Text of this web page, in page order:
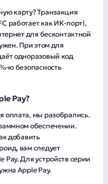
карту? Транзакция
работает как ИК-порт),
для бесконтактной
При этом для
одноразовый код
ю безопасность
Pay?
оплата, мы разобрались.
обеспечении.
добавить
вам следует
Pay. Для устройств серии
Apple Pay.